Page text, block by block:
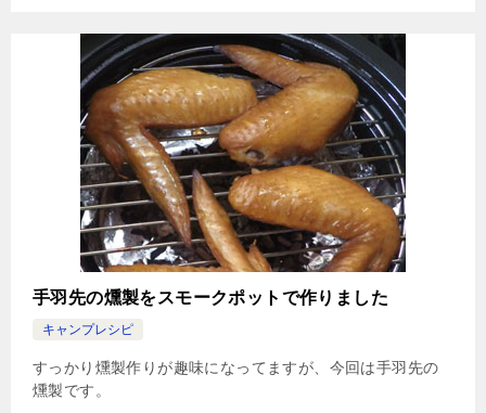
手羽先の燻製をスモークポットで作りました
キャンプレシピ
すっかり燻製作りが趣味になってますが、今回は手羽先の
燻製です。